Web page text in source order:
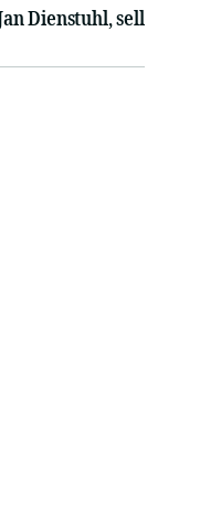
Dienstuhl, sell